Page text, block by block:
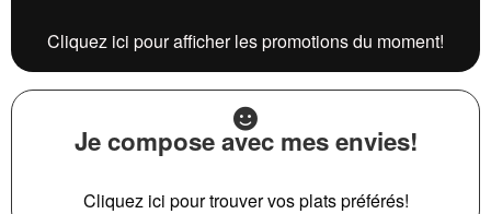
Cliquez ici pour afficher les promotions du moment!
Je compose avec mes envies!
Cliquez ici pour trouver vos plats préférés!